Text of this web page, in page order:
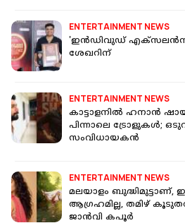
ENTERTAINMENT NEWS
'ഇൻഡിവുഡ് എക്സലൻസ്
ശേഖറിന്
ENTERTAINMENT NEWS
കാട്ടാളനിൽ ഹനാന്‍
പിന്നാലെ ട്രോളുകൾ;
സംവിധായകൻ
ENTERTAINMENT NEWS
മലയാളം ബുദ്ധിമുട്ടാണ്,
ആഗ്രഹമില്ല, തമിഴ്
ജാൻവി കപൂർ